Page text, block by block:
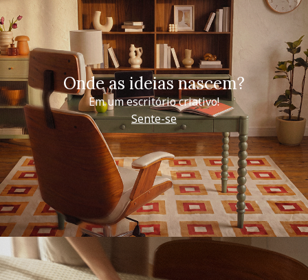
Onde as ideias nascem?
Em um escritório criativo!
Sente-se